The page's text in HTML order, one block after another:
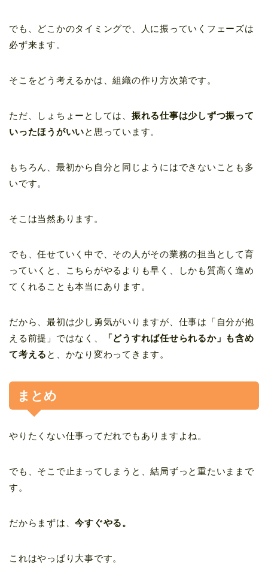
でも、どこかのタイミングで、人に振っていくフェーズは
必ず来ます。
そこをどう考えるかは、組織の作り方次第です。
ただ、しょちょーとしては、 振れる仕事は少しずつ振って
いったほうがいいと思っています。
もちろん、最初から自分と同じようにはできないことも多
いです。
そこは当然あります。
でも、任せていく中で、その人がその業務の担当として育
っていくと、こちらがやるよりも早く、しかも質高く進め
てくれることも本当にあります。
だから、最初は少し勇気がいりますが、仕事は「自分が抱
える前提」ではなく、
「どうすれば任せられるか」も含め
て考える と、かなり変わってきます。
まとめ
やりたくない仕事ってだれでもありますよね。
でも、そこで止まってしまうと、結局ずっと重たいままで
す。
だからまずは、今すぐやる。
これはやっぱり大事です。